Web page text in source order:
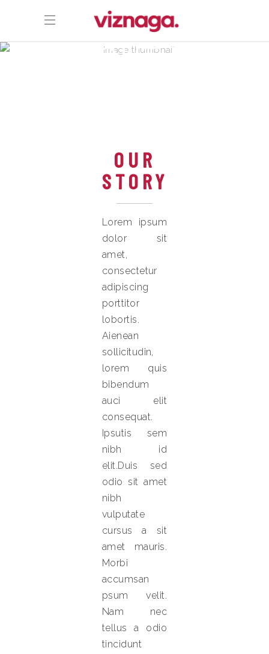
ABOUT US
OUR
STORY
Lorem ipsum
dolor sit
amet,
consectetur
adipiscing
porttitor
lobortis.
Aienean
sollicitudin,
lorem quis
bibendum
auci elit
consequat.
Ipsutis sem
nibh id
elit.Duis sed
odio sit amet
nibh
vulputate
cursus a sit
amet mauris.
Morbi
accumsan
psum velit.
Nam nec
tellus a odio
tincidunt